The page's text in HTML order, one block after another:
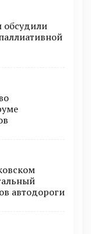
обсудили
автодороги